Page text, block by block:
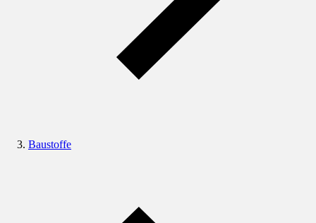
Baustoffe